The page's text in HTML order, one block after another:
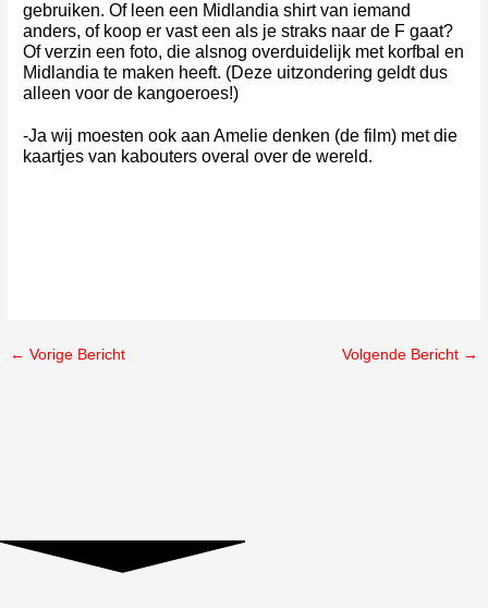
gebruiken. Of leen een Midlandia shirt van iemand
anders, of koop er vast een als je straks naar de F gaat?
Of verzin een foto, die alsnog overduidelijk met korfbal en
Midlandia te maken heeft. (Deze uitzondering geldt dus
alleen voor de kangoeroes!)
-Ja wij moesten ook aan Amelie denken (de film) met die
kaartjes van kabouters overal over de wereld.
← Vorige Bericht Volgende Bericht →